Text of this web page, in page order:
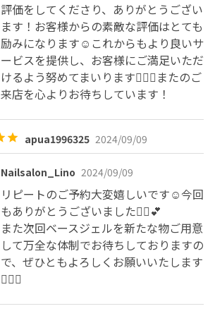
評価をしてくださり、ありがとうござい
ます！お客様からの素敵な評価はとても
励みになります☺️これからもより良いサ
ービスを提供し、お客様にご満足いただ
けるよう努めてまいります🙇‍♀️✨またのご
来店を心よりお待ちしています！
apua1996325 2024/09/09
Nailsalon_Lino 2024/09/09
リピートのご予約大変嬉しいです☺️今回
もありがとうございました🙇‍♀️💕
また次回ベースジェルを新たな物ご用意
して万全な体制でお待ちしておりますの
で、ぜひともよろしくお願いいたします
🙇‍♀️✨